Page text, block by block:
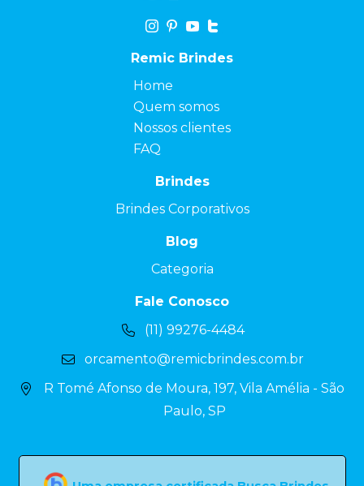
Remic Brindes
Home
Quem somos
Nossos clientes
FAQ
Brindes
Brindes Corporativos
Blog
Categoria
Fale Conosco
(11) 99276-4484
orcamento@remicbrindes.com.br
R Tomé Afonso de Moura, 197, Vila Amélia - São
Paulo, SP